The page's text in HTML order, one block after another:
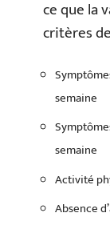
ce que la
critères
semaine
semaine
Activité
Absence